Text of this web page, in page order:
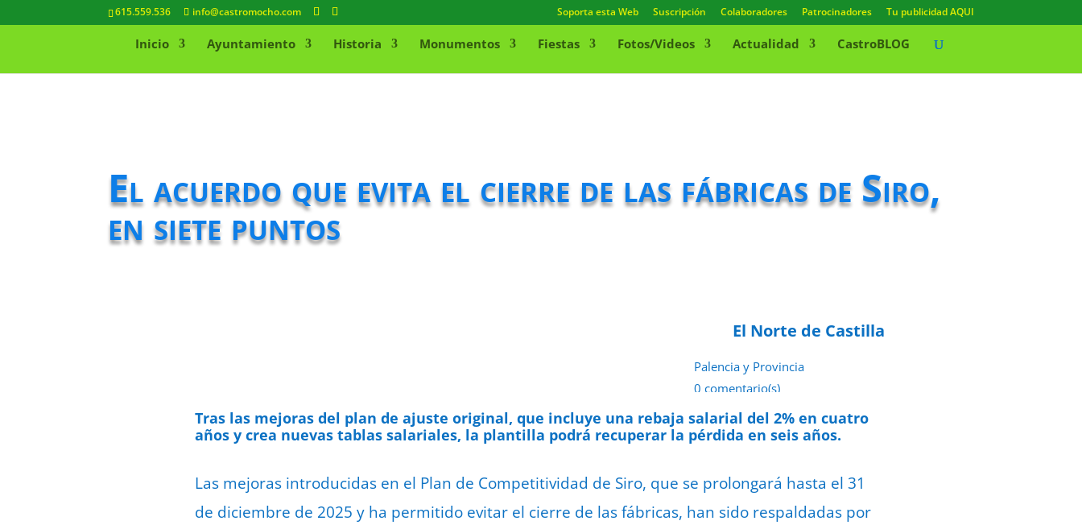
615.559.536 info@castromocho.com Soporta esta Web Suscripción Colaboradores Patrocinadores Tu publicidad AQUI
Inicio Ayuntamiento Historia Monumentos Fiestas Fotos/Videos Actualidad CastroBLOG
El acuerdo que evita el cierre de las fábricas de Siro,
en siete puntos
El Norte de Castilla
Palencia y Provincia
0 comentario(s)
11 de junio de 2022
Tras las mejoras del plan de ajuste original, que incluye una rebaja salarial del 2% en cuatro
años y crea nuevas tablas salariales, la plantilla podrá recuperar la pérdida en seis años.
Las mejoras introducidas en el Plan de Competitividad de Siro, que se prolongará hasta el 31
de diciembre de 2025 y ha permitido evitar el cierre de las fábricas, han sido respaldadas por